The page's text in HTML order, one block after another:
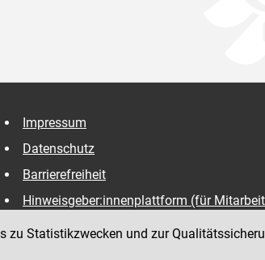
Impressum
Datenschutz
Barrierefreiheit
Hinweisgeber:innenplattform (für
zu Statistikzwecken und zur